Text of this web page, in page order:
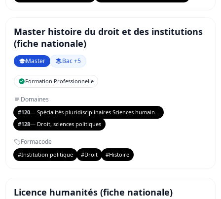
Master histoire du droit et des institutions
(fiche nationale)
Master Bac +5
Formation Professionnelle
Domaines
#120— Spécialités pluridisciplinaires Sciences humain...
#128— Droit, sciences politiques
Formacode
#Institution politique #Droit #Histoire
Licence humanités (fiche nationale)